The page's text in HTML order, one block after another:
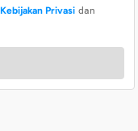
Kebijakan Privasi dan